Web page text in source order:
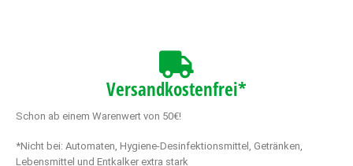
Versandkostenfrei*
Schon ab einem Warenwert von 50€!
*Nicht bei: Automaten, Hygiene-Desinfektionsmittel, Getränken,
Lebensmittel und Entkalker extra stark